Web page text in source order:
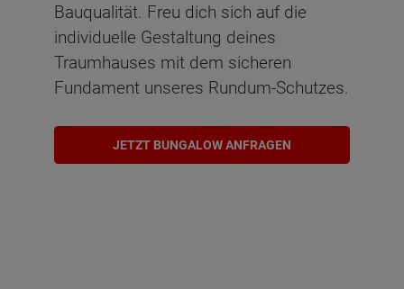
Bauqualität. Freu dich sich auf die
individuelle Gestaltung deines
Traumhauses mit dem sicheren
Fundament unseres Rundum-Schutzes.
JETZT BUNGALOW ANFRAGEN